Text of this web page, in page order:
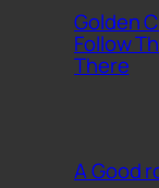
Golden
Follow
There
A Good